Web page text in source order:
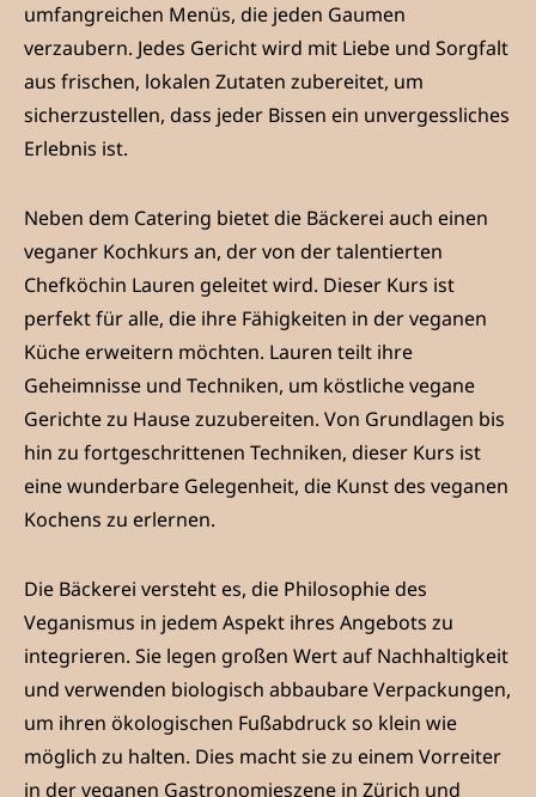
umfangreichen Menüs, die jeden Gaumen
verzaubern. Jedes Gericht wird mit Liebe und Sorgfalt
aus frischen, lokalen Zutaten zubereitet, um
sicherzustellen, dass jeder Bissen ein unvergessliches
Erlebnis ist.
Neben dem Catering bietet die Bäckerei auch einen
veganer Kochkurs an, der von der talentierten
Chefköchin Lauren geleitet wird. Dieser Kurs ist
perfekt für alle, die ihre Fähigkeiten in der veganen
Küche erweitern möchten. Lauren teilt ihre
Geheimnisse und Techniken, um köstliche vegane
Gerichte zu Hause zuzubereiten. Von Grundlagen bis
hin zu fortgeschrittenen Techniken, dieser Kurs ist
eine wunderbare Gelegenheit, die Kunst des veganen
Kochens zu erlernen.
Die Bäckerei versteht es, die Philosophie des
Veganismus in jedem Aspekt ihres Angebots zu
integrieren. Sie legen großen Wert auf Nachhaltigkeit
und verwenden biologisch abbaubare Verpackungen,
um ihren ökologischen Fußabdruck so klein wie
möglich zu halten. Dies macht sie zu einem Vorreiter
in der veganen Gastronomieszene in Zürich und